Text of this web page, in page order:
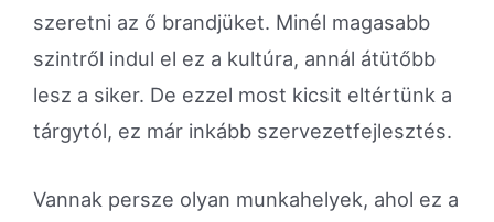
szeretni az ő brandjüket. Minél magasabb
szintről indul el ez a kultúra, annál átütőbb
lesz a siker. De ezzel most kicsit eltértünk a
tárgytól, ez már inkább szervezetfejlesztés.
Vannak persze olyan munkahelyek, ahol ez a